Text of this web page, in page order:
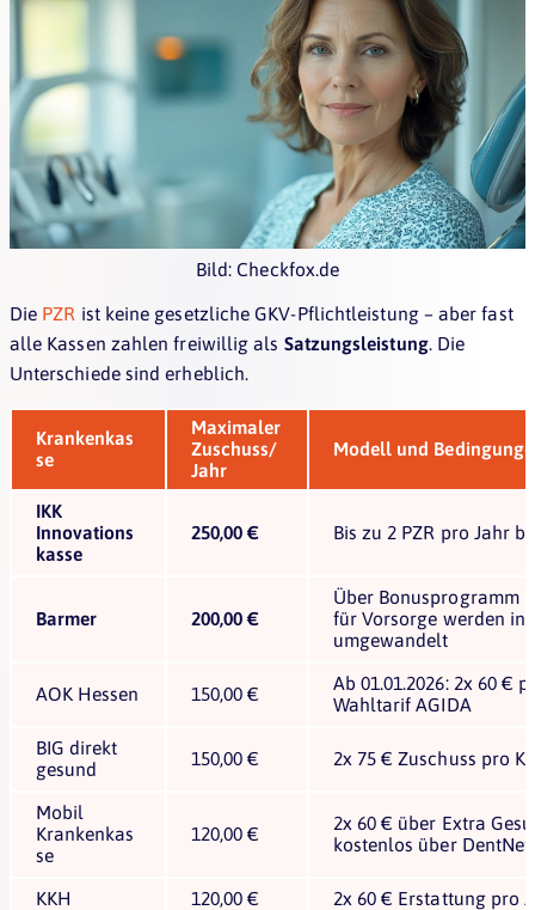
Bild: Checkfox.de
Die PZR ist keine gesetzliche GKV-Pflichtleistung – aber fast
alle Kassen zahlen freiwillig als Satzungsleistung. Die
Unterschiede sind erheblich.
Krankenkas
se
Maximaler
Zuschuss/
Jahr
Modell und
IKK
Innovations
kasse
250,00 € Bis zu 2 PZR pro Jahr
Barmer 200,00 €
Über Bonusprogramm
für Vorsorge werden in
umgewandelt
AOK Hessen 150,00 €
Ab 01.01.2026: 2x 60 €
Wahltarif AGIDA
BIG direkt
gesund
150,00 € 2x 75 € Zuschuss pro
Mobil
Krankenkas
se
120,00 €
2x 60 € über Extra
kostenlos über DentNet
KKH 120,00 €
2x 60 € Erstattung pro